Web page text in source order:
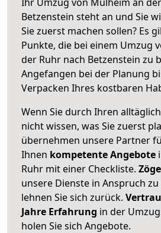
Betzenstein steht an und Sie
Sie zuerst machen sollen? Es
Punkte, die bei einem Umzug
der Ruhr nach Betzenstein zu
Angefangen bei der Planung
Verpacken Ihres kostbaren
Wenn Sie durch Ihren
nicht wissen, was Sie zuerst
übernehmen unsere Partner
Ihnen kompetente Angebote
Ruhr mit einer Checkliste.
unsere Dienste in Anspruch
lehnen Sie sich zurück.
Jahre Erfahrung in der
holen Sie sich Angebote.